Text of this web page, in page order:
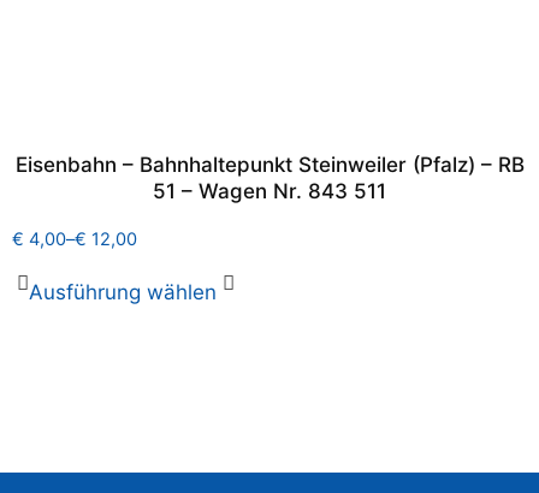
Eisenbahn – Bahnhaltepunkt Steinweiler (Pfalz) – RB
51 – Wagen Nr. 843 511
€ 4,00–€ 12,00
Ausführung wählen